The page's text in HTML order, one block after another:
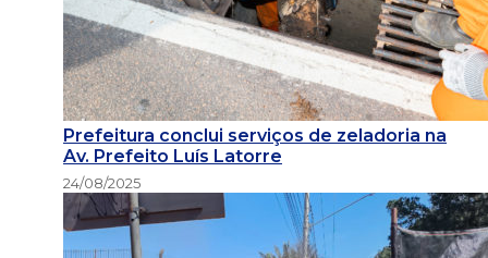
Prefeitura conclui serviços de zeladoria na
Av. Prefeito Luís Latorre
24/08/2025